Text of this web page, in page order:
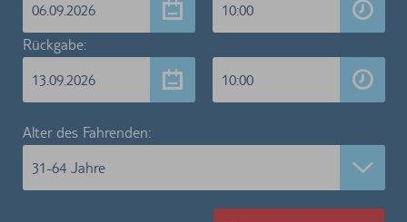
06.09.2026
10:00
Rückgabe:
13.09.2026
10:00
Alter des Fahrenden:
31-64 Jahre